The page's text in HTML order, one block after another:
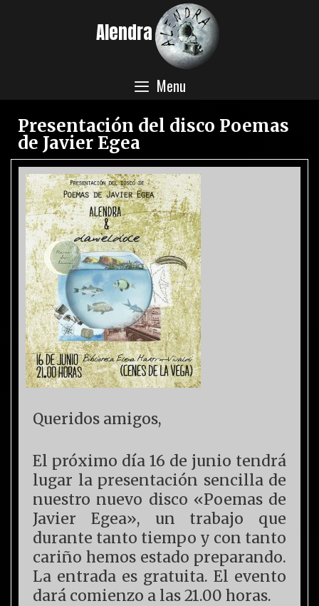
Alendra
Menu
Presentación del disco Poemas
de Javier Egea
Queridos amigos,
El próximo día 16 de junio tendrá
lugar la presentación sencilla de
nuestro nuevo disco «Poemas de
Javier Egea», un trabajo que
durante tanto tiempo y con tanto
cariño hemos estado preparando.
La entrada es gratuita. El evento
dará comienzo a las 21.00 horas.